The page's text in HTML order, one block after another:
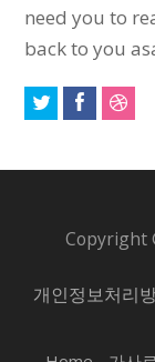
need you to
back to you
Copyright
개인정보처리